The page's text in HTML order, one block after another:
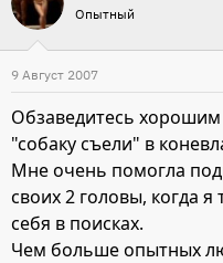
Опытный
9 Август 2007
Обзаведитесь
"собаку съели" в
Мне очень помогла
своих 2 головы, когда
себя в поисках.
Чем больше опытных